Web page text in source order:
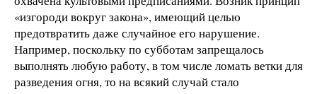
«изгороди вокруг закона», имеющий целью
предотвратить даже случайное его нарушение.
Например, поскольку по субботам запрещалось
выполнять любую работу, в том числе ломать ветки для
разведения огня, то на всякий случай стало